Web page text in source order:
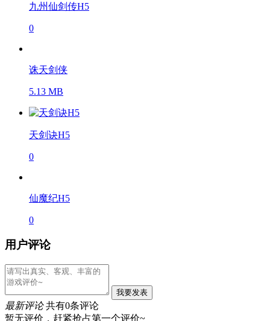
九州仙剑传H5
0
诛天剑侠
5.13 MB
天剑诀H5
0
仙魔纪H5
0
用户评论
我要发表
最新评论 共有0条评论
暂无评价，赶紧抢占第一个评价~